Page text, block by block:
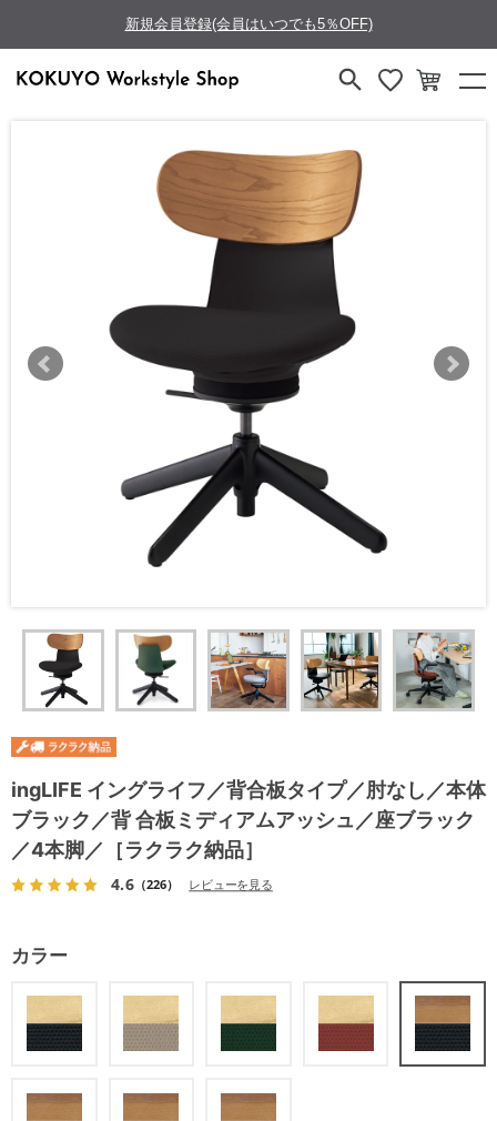
新規会員登録(会員はいつでも5％OFF)
ingLIFE イングライフ／背合板タイプ／肘なし／本体
ブラック／背 合板ミディアムアッシュ／座ブラック
／4本脚／［ラクラク納品］
4.6（226） レビューを見る
カラー